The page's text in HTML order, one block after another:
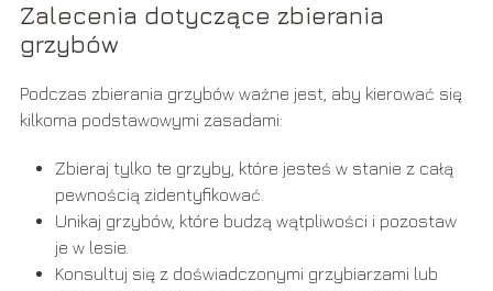
Zalecenia dotyczące zbierania
grzybów
Podczas zbierania grzybów ważne jest, aby kierować się
kilkoma podstawowymi zasadami:
Zbieraj tylko te grzyby, które jesteś w stanie z całą
pewnością zidentyfikować.
Unikaj grzybów, które budzą wątpliwości i pozostaw
je w lesie.
Konsultuj się z doświadczonymi grzybiarzami lub